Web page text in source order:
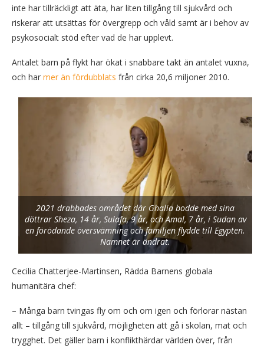
inte har tillräckligt att äta, har liten tillgång till sjukvård och
riskerar att utsättas för övergrepp och våld samt är i behov av
psykosocialt stöd efter vad de har upplevt.
Antalet barn på flykt har ökat i snabbare takt än antalet vuxna,
och har mer än fördubblats från cirka 20,6 miljoner 2010.
2021 drabbades området där Ghalia bodde med sina
döttrar Sheza, 14 år, Sulafa, 9 år, och Amal, 7 år, i Sudan av
en förödande översvämning och familjen flydde till Egypten.
Namnet är ändrat.
Cecilia Chatterjee-Martinsen, Rädda Barnens globala
humanitära chef:
– Många barn tvingas fly om och om igen och förlorar nästan
allt – tillgång till sjukvård, möjligheten att gå i skolan, mat och
trygghet. Det gäller barn i konflikthärdar världen över, från